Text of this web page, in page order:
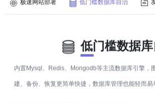
极速网站部署 低门槛数据库自治
低门槛数据
内置Mysql、Redis、Mongodb等主流数据库引擎，
建、备份、恢复更简单快捷，数据库管理也能轻而易